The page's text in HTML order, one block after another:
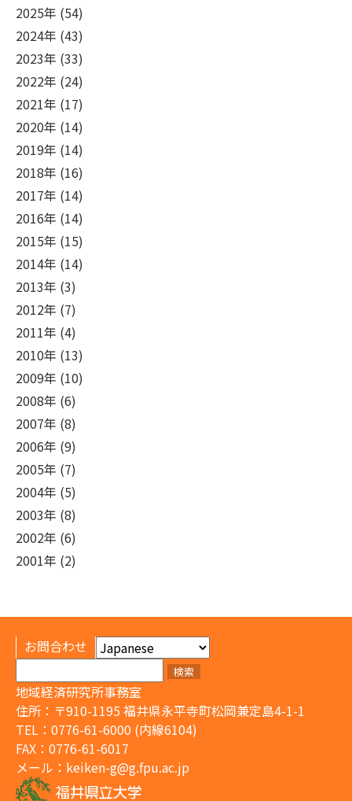
2025年 (54)
2024年 (43)
2023年 (33)
2022年 (24)
2021年 (17)
2020年 (14)
2019年 (14)
2018年 (16)
2017年 (14)
2016年 (14)
2015年 (15)
2014年 (14)
2013年 (3)
2012年 (7)
2011年 (4)
2010年 (13)
2009年 (10)
2008年 (6)
2007年 (8)
2006年 (9)
2005年 (7)
2004年 (5)
2003年 (8)
2002年 (6)
2001年 (2)
お問合わせ
索:
地域経済研究所事務室
住所：〒910-1195 福井県永平寺町松岡兼定島4-1-1
TEL：0776-61-6000 (内線6104)
FAX：0776-61-6017
メール： keiken-g@g.fpu.ac.jp